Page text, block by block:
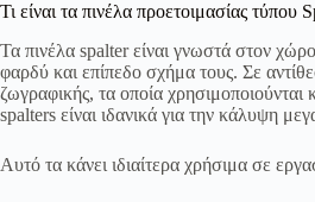
Τι είναι τα πινέλα προετοιμασίας τύπου
Τα πινέλα spalter είναι γνωστά στον
φαρδύ και επίπεδο σχήμα τους. Σε
ζωγραφικής, τα οποία χρησιμοποιούνται
spalters είναι ιδανικά για την κάλυψη
Αυτό τα κάνει ιδιαίτερα χρήσιμα σε